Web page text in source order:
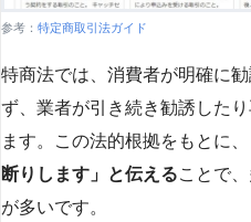
参考： 特定商取引法ガイド
特商法では、消費者が明確に
ず、業者が引き続き勧誘した
ます。この法的根拠をもとに、
断りします」と伝えることで
が多いです​​。